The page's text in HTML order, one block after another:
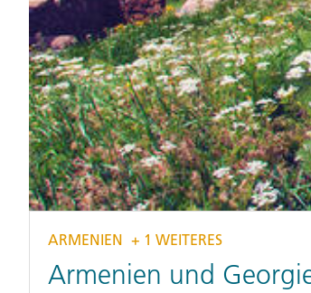
ARMENIEN + 1 WEITERES
Armenien und